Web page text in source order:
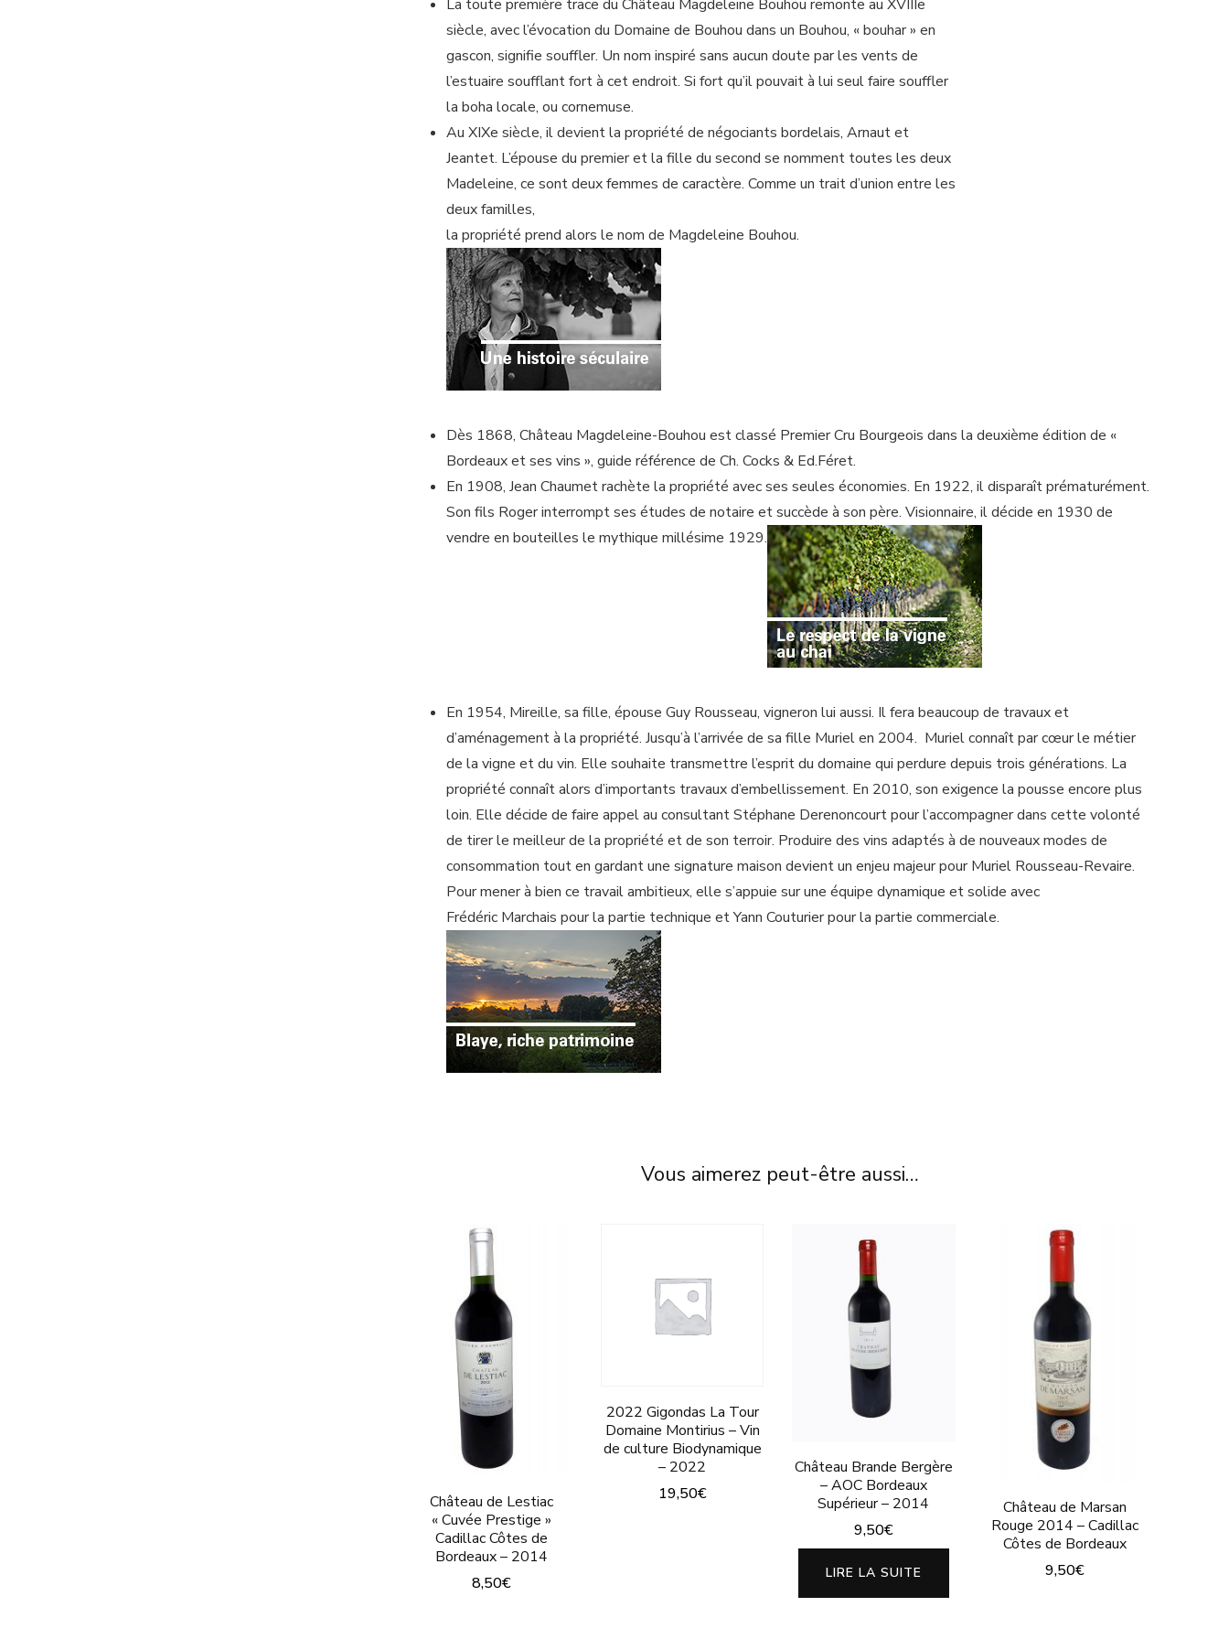
La toute première trace du Château Magdeleine Bouhou remonte au XVIIIe
siècle, avec l’évocation du Domaine de Bouhou dans un Bouhou, « bouhar » en
gascon, signifie souffler. Un nom inspiré sans aucun doute par les vents de
l’estuaire soufflant fort à cet endroit. Si fort qu’il pouvait à lui seul faire souffler
la boha locale, ou cornemuse.
Au XIXe siècle, il devient la propriété de négociants bordelais, Arnaut et
Jeantet. L’épouse du premier et la fille du second se nomment toutes les deux
Madeleine, ce sont deux femmes de caractère. Comme un trait d’union entre les
deux familles,
la propriété prend alors le nom de Magdeleine Bouhou.
Dès 1868, Château Magdeleine-Bouhou est classé Premier Cru Bourgeois dans la deuxième édition de «
Bordeaux et ses vins », guide référence de Ch. Cocks & Ed.Féret.
En 1908, Jean Chaumet rachète la propriété avec ses seules économies. En 1922, il disparaît prématurément.
Son fils Roger interrompt ses études de notaire et succède à son père. Visionnaire, il décide en 1930 de
vendre en bouteilles le mythique millésime 1929.
En 1954, Mireille, sa fille, épouse Guy Rousseau, vigneron lui aussi. Il fera beaucoup de travaux et
d’aménagement à la propriété. Jusqu’à l’arrivée de sa fille Muriel en 2004. Muriel connaît par cœur le métier
de la vigne et du vin. Elle souhaite transmettre l’esprit du domaine qui perdure depuis trois générations. La
propriété connaît alors d’importants travaux d’embellissement. En 2010, son exigence la pousse encore plus
loin. Elle décide de faire appel au consultant Stéphane Derenoncourt pour l’accompagner dans cette volonté
de tirer le meilleur de la propriété et de son terroir. Produire des vins adaptés à de nouveaux modes de
consommation tout en gardant une signature maison devient un enjeu majeur pour Muriel Rousseau-Revaire.
Pour mener à bien ce travail ambitieux, elle s’appuie sur une équipe dynamique et solide avec
Frédéric Marchais pour la partie technique et Yann Couturier pour la partie commerciale.
Vous aimerez peut-être aussi…
Château de Lestiac
« Cuvée Prestige »
Cadillac Côtes de
Bordeaux – 2014
8,50€
2022 Gigondas La Tour
Domaine Montirius – Vin
de culture Biodynamique
– 2022
19,50€
Château Brande Bergère
– AOC Bordeaux
Supérieur – 2014
9,50€
LIRE LA SUITE
Château de Marsan
Rouge 2014 – Cadillac
Côtes de Bordeaux
9,50€